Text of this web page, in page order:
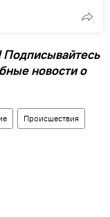
Подписывайтесь
новости о
Происшествия